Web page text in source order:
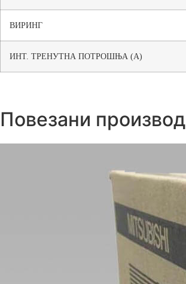
ВИРИНГ
ИНТ. ТРЕНУТНА ПОТРОШЊА (А)
Повезани производ